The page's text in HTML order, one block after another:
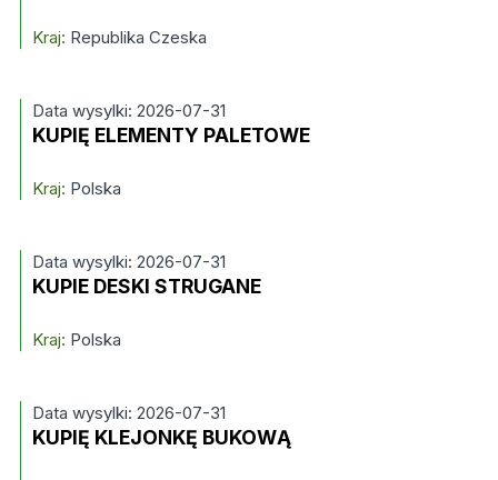
Kraj: Republika Czeska
Data wysylki: 2026-07-31
KUPIĘ ELEMENTY PALETOWE
Kraj: Polska
Data wysylki: 2026-07-31
KUPIE DESKI STRUGANE
Kraj: Polska
Data wysylki: 2026-07-31
KUPIĘ KLEJONKĘ BUKOWĄ